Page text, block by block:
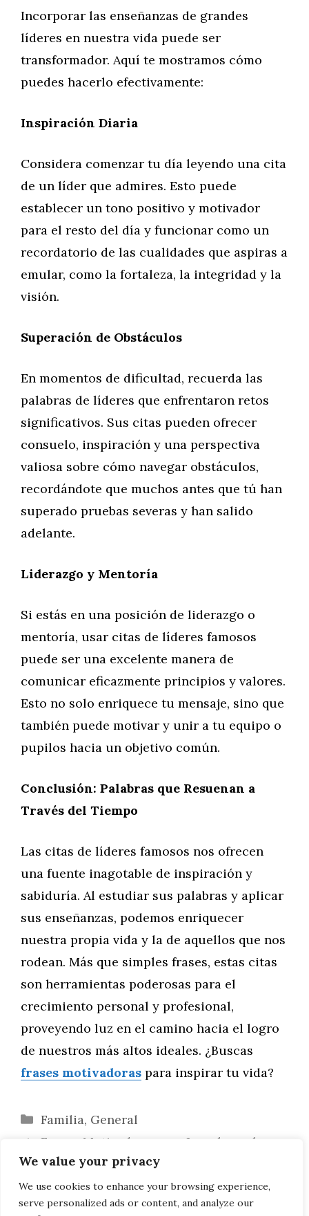
We value your privacy
We use cookies to enhance your browsing experience,
serve personalized ads or content, and analyze our
Incorporar las enseñanzas de grandes
líderes en nuestra vida puede ser
transformador. Aquí te mostramos cómo
puedes hacerlo efectivamente:
Inspiración Diaria
Considera comenzar tu día leyendo una cita
de un líder que admires. Esto puede
establecer un tono positivo y motivador
para el resto del día y funcionar como un
recordatorio de las cualidades que aspiras a
emular, como la fortaleza, la integridad y la
visión.
Superación de Obstáculos
En momentos de dificultad, recuerda las
palabras de líderes que enfrentaron retos
significativos. Sus citas pueden ofrecer
consuelo, inspiración y una perspectiva
valiosa sobre cómo navegar obstáculos,
recordándote que muchos antes que tú han
superado pruebas severas y han salido
adelante.
Liderazgo y Mentoría
Si estás en una posición de liderazgo o
mentoría, usar citas de líderes famosos
puede ser una excelente manera de
comunicar eficazmente principios y valores.
Esto no solo enriquece tu mensaje, sino que
también puede motivar y unir a tu equipo o
pupilos hacia un objetivo común.
Conclusión: Palabras que Resuenan a
Través del Tiempo
Las citas de líderes famosos nos ofrecen
una fuente inagotable de inspiración y
sabiduría. Al estudiar sus palabras y aplicar
sus enseñanzas, podemos enriquecer
nuestra propia vida y la de aquellos que nos
rodean. Más que simples frases, estas citas
son herramientas poderosas para el
crecimiento personal y profesional,
proveyendo luz en el camino hacia el logro
de nuestros más altos ideales. ¿Buscas
frases motivadoras para inspirar tu vida?
Categorías
Familia, General
Frases Motivadoras que Impulsan el
Éxito de los Estudiantes
Frases Inspiradoras para Superar los
Retos Diarios